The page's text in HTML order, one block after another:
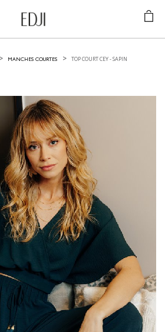
MANCHES COURTES TOP COURT CEY -SAPIN